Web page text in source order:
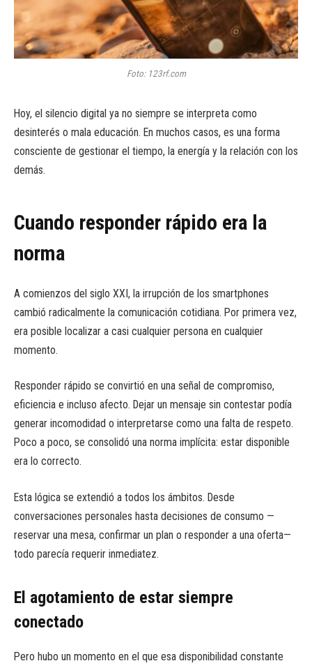
Foto: 123rf.com
Hoy, el silencio digital ya no siempre se interpreta como
desinterés o mala educación. En muchos casos, es una forma
consciente de gestionar el tiempo, la energía y la relación con los
demás.
Cuando responder rápido era la
norma
A comienzos del siglo XXI, la irrupción de los smartphones
cambió radicalmente la comunicación cotidiana. Por primera vez,
era posible localizar a casi cualquier persona en cualquier
momento.
Responder rápido se convirtió en una señal de compromiso,
eficiencia e incluso afecto. Dejar un mensaje sin contestar podía
generar incomodidad o interpretarse como una falta de respeto.
Poco a poco, se consolidó una norma implícita: estar disponible
era lo correcto.
Esta lógica se extendió a todos los ámbitos. Desde
conversaciones personales hasta decisiones de consumo —
reservar una mesa, confirmar un plan o responder a una oferta—
todo parecía requerir inmediatez.
El agotamiento de estar siempre
conectado
Pero hubo un momento en el que esa disponibilidad constante